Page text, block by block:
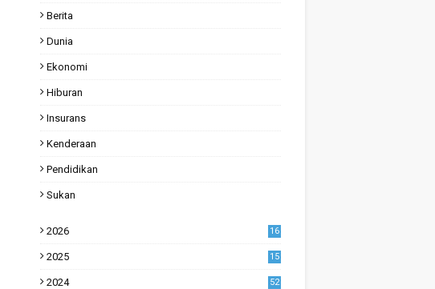
Berita
Dunia
Ekonomi
Hiburan
Insurans
Kenderaan
Pendidikan
Sukan
2026 16
2025 15
2024 52